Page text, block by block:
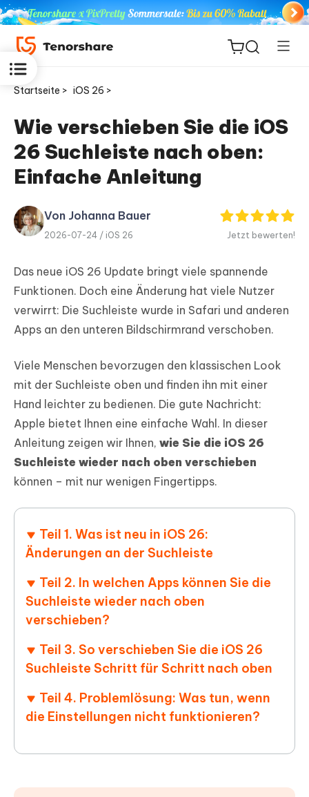
ReiBoot
for iOS
PDNob
PDF
Editor
Neu
iAnyGo
Startseite > iOS 26 >
Wie verschieben Sie die iOS
26 Suchleiste nach oben:
Einfache Anleitung
Von Johanna Bauer
2026-07-24 / iOS 26 Jetzt bewerten!
Das neue iOS 26 Update bringt viele spannende
Funktionen. Doch eine Änderung hat viele Nutzer
verwirrt: Die Suchleiste wurde in Safari und anderen
Apps an den unteren Bildschirmrand verschoben.
Viele Menschen bevorzugen den klassischen Look
mit der Suchleiste oben und finden ihn mit einer
Hand leichter zu bedienen. Die gute Nachricht:
Apple bietet Ihnen eine einfache Wahl. In dieser
Anleitung zeigen wir Ihnen, wie Sie die iOS 26
Suchleiste wieder nach oben verschieben
können – mit nur wenigen Fingertipps.
Teil 1. Was ist neu in iOS 26:
Änderungen an der Suchleiste
Teil 2. In welchen Apps können Sie die
Suchleiste wieder nach oben
verschieben?
Teil 3. So verschieben Sie die iOS 26
Suchleiste Schritt für Schritt nach oben
Teil 4. Problemlösung: Was tun, wenn
die Einstellungen nicht funktionieren?